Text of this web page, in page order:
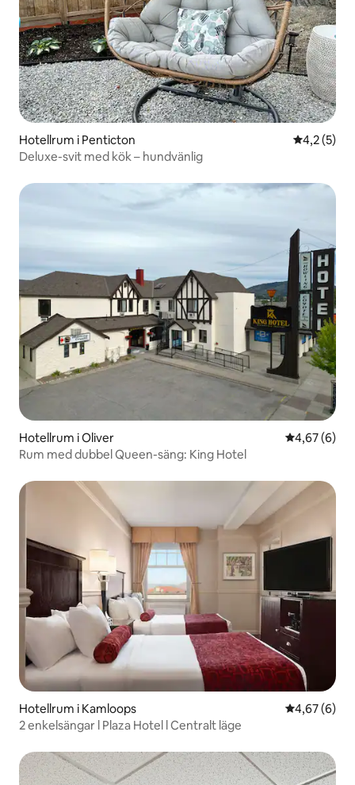
Hotellrum i Penticton 4,2 av 5 i
4,2 (5)
Deluxe-svit med kök – hundvänlig
Hotellrum i Oliver 4,67 av 5 i
4,67 (6)
Rum med dubbel Queen-säng: King Hotel
Hotellrum i Kamloops 4,67 av 5 i
4,67 (6)
2 enkelsängar l Plaza Hotel l Centralt läge